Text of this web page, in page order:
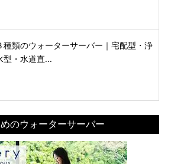
種類のウォーターサーバー｜宅配型・浄
型・水道直...
のウォーターサーバー